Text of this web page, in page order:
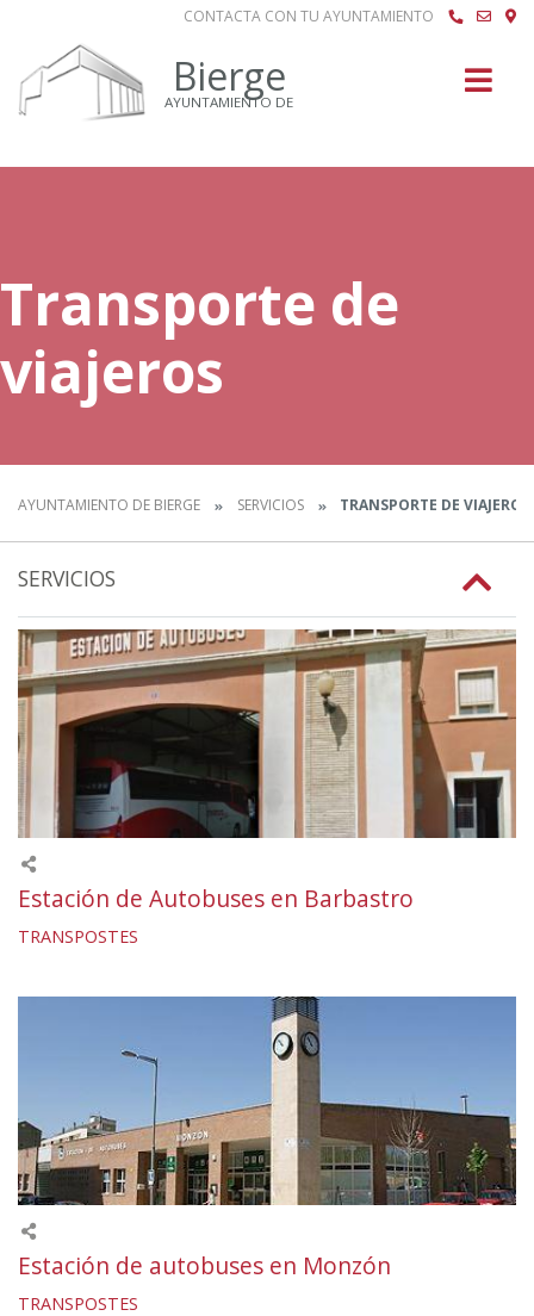
CONTACTA CON TU AYUNTAMIENTO
Bierge
AYUNTAMIENTO DE
Transporte de
viajeros
AYUNTAMIENTO DE BIERGE SERVICIOS TRANSPORTE DE VIAJEROS
SERVICIOS
Estación de Autobuses en Barbastro
TRANSPOSTES
Estación de autobuses en Monzón
TRANSPOSTES